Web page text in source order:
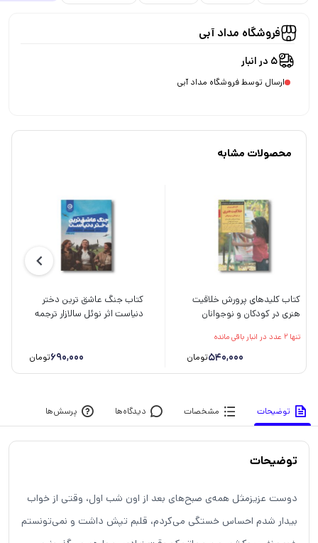
فروشگاه مداد آبی
5 در انبار
ارسال توسط فروشگاه مداد آبی
محصولات مشابه
کتاب کلیدهای پرورش خلاقیت
هنری در کودکان و نوجوانان
نوجوانان) اثر سوزان استرایکر و
سالی وارنر ترجمه اکرم قیطاسی
نشر صابرین
تنها 2 عدد در انبار باقی مانده
540,000تومان
کتاب جنگ عاشق ترین دختر
دنیاست اثر نوئل سالازار ترجمه
690,000تومان
توضیحات مشخصات دیدگاه‌ها پرسش‌ها
توضیحات
دوست عزیزمثل همه‌ی صبح‌های بعد از اون شب اول، وقتی از خواب
بیدار شدم احساس خستگی می‌کردم، قلبم تپش داشت و نمی‌تونستم